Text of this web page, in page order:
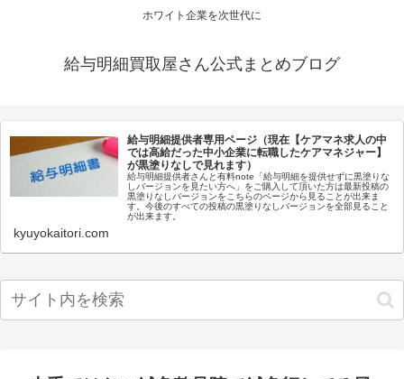
ホワイト企業を次世代に
給与明細買取屋さん公式まとめブログ
給与明細提供者専用ページ（現在【ケアマネ求人の中
では高給だった中小企業に転職したケアマネジャー】
が黒塗りなしで見れます）
給与明細提供者さんと有料note「給与明細を提供せずに黒塗りな
しバージョンを見たい方へ」をご購入して頂いた方は最新投稿の
黒塗りなしバージョンをこちらのページから見ることが出来ま
す。今後のすべての投稿の黒塗りなしバージョンを全部見ること
が出来ます。
kyuyokaitori.com